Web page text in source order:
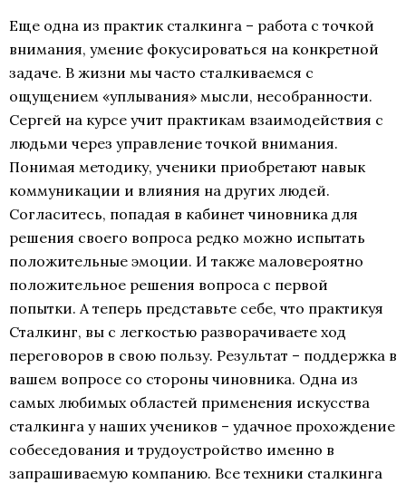
Еще одна из практик сталкинга – работа с точкой
внимания, умение фокусироваться на конкретной
задаче. В жизни мы часто сталкиваемся с
ощущением «уплывания» мысли, несобранности.
Сергей на курсе учит практикам взаимодействия с
людьми через управление точкой внимания.
Понимая методику, ученики приобретают навык
коммуникации и влияния на других людей.
Согласитесь, попадая в кабинет чиновника для
решения своего вопроса редко можно испытать
положительные эмоции. И также маловероятно
положительное решения вопроса с первой
попытки. А теперь представьте себе, что практикуя
Сталкинг, вы с легкостью разворачиваете ход
переговоров в свою пользу. Результат – поддержка в
вашем вопросе со стороны чиновника. Одна из
самых любимых областей применения искусства
сталкинга у наших учеников – удачное прохождение
собеседования и трудоустройство именно в
запрашиваемую компанию. Все техники сталкинга